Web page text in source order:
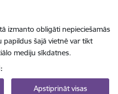
izmanto obligāti nepieciešamās
papildus šajā vietnē var tikt
mediju sīkdatnes.
Apstiprināt visas